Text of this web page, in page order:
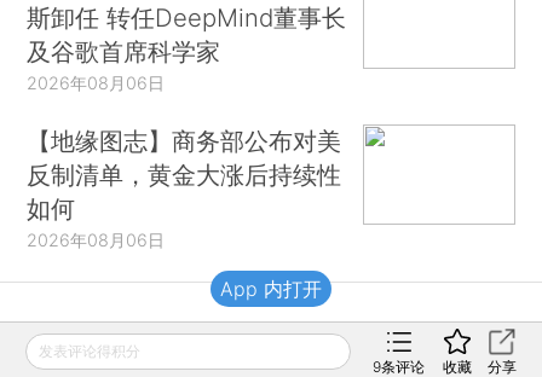
斯卸任 转任DeepMind董事长
及谷歌首席科学家
2026年08月06日
【地缘图志】商务部公布对美
反制清单，黄金大涨后持续性
如何
2026年08月06日
财新移动
发表评论得积分
9条评论 收藏 分享
App 内打开